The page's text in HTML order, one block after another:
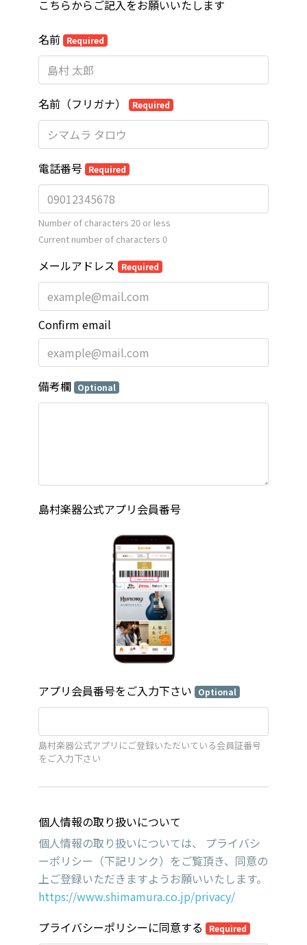
こちらからご記入をお願いいたします
名前 Required
名前（フリガナ） Required
電話番号 Required
Number of characters 20 or less
Current number of characters 0
メールアドレス Required
Confirm email
備考欄 Optional
島村楽器公式アプリ会員番号
アプリ会員番号をご入力下さい Optional
島村楽器公式アプリにご登録いただいている会員証番号
をご入力下さい
個人情報の取り扱いについて
個人情報の取り扱いについては、 プライバシ
ーポリシー（下記リンク）をご覧頂き、同意の
上ご登録いただきますようお願いいたします。
https://www.shimamura.co.jp/privacy/
プライバシーポリシーに同意する
Required